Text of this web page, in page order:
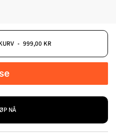
• 999,00 KR
NÅ